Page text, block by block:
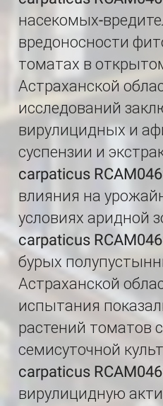
насекомых-
вредоносности
томатах в
Астраханской
исследований
вирулицидных и
суспензии и
carpaticus
влияния на
условиях аридной
carpaticus
бурых
Астраханской
испытания
растений томатов
семисуточной
carpaticus
вирулицидную